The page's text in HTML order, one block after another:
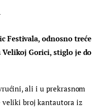
Festivala, odnosno treće
Gorici, stiglo je do
ali i u prekrasnom
veliki broj kantautora iz